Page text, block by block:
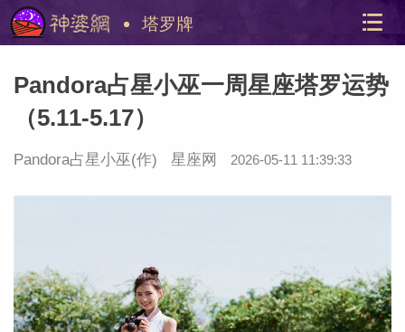
塔罗牌
Pandora占星小巫一周星座塔罗运势
（5.11-5.17）
Pandora占星小巫(作) 星座网 2026-05-11 11:39:33